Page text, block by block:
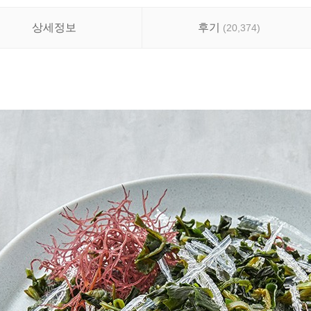
상세정보 후기 (20,374)